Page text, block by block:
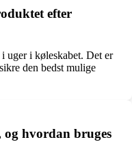
efter
uger i køleskabet. Det er
den bedst mulige
hvordan bruges